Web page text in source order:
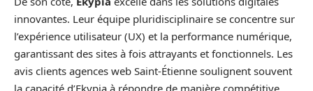
innovantes. Leur équipe pluridisciplinaire se concentre sur
l’expérience utilisateur (UX) et la performance numérique,
garantissant des sites à fois attrayants et fonctionnels. Les
avis clients agences web Saint-Étienne soulignent souvent
la capacité d’Ekypia à répondre de manière compétitive